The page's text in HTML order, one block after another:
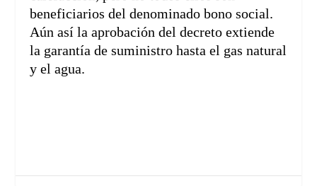
beneficiarios del denominado bono social.
Aún así la aprobación del decreto extiende
la garantía de suministro hasta el gas natural
y el agua.